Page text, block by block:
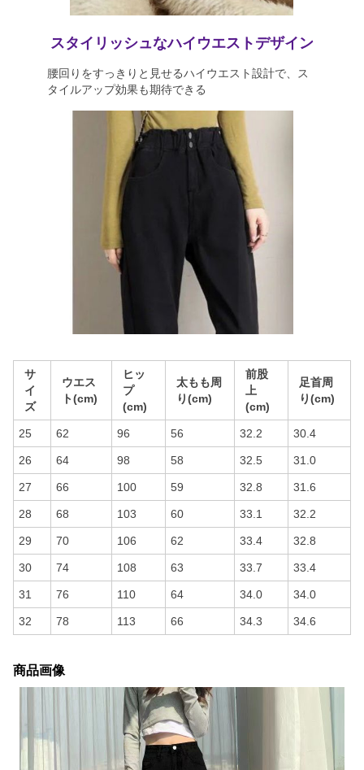
スタイリッシュなハイウエストデザイン
腰回りをすっきりと見せるハイウエスト設計で、ス
タイルアップ効果も期待できる
サ
イ
ズ
ウエス
ト(cm)
ヒッ
プ
(cm)
太もも周
り(cm)
前股
上
(cm)
足首周
り(cm)
25 62 96 56 32.2 30.4
26 64 98 58 32.5 31.0
27 66 100 59 32.8 31.6
28 68 103 60 33.1 32.2
29 70 106 62 33.4 32.8
30 74 108 63 33.7 33.4
31 76 110 64 34.0 34.0
32 78 113 66 34.3 34.6
商品画像